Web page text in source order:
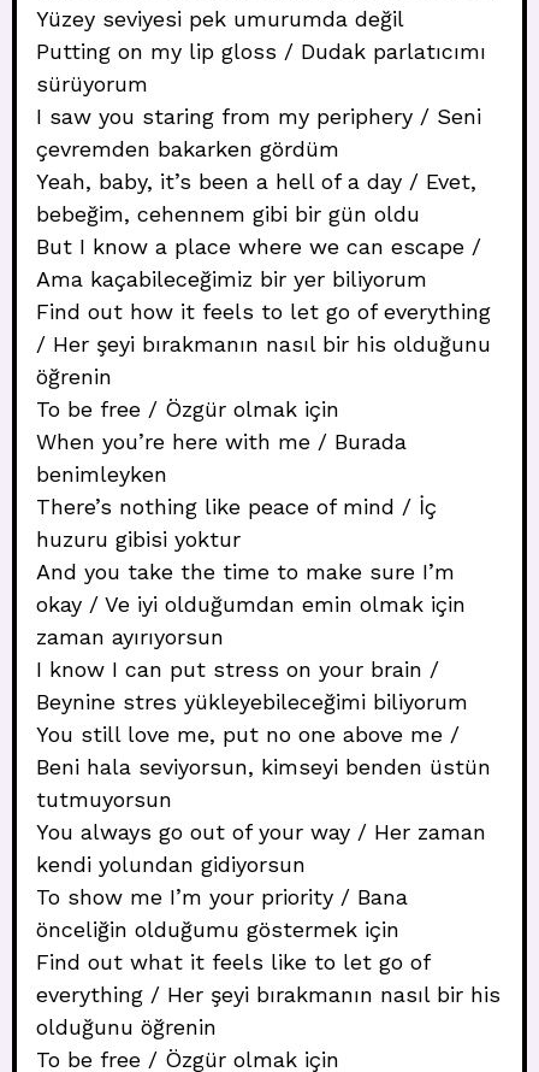
Yüzey seviyesi pek umurumda değil
Putting on my lip gloss / Dudak parlatıcımı
sürüyorum
I saw you staring from my periphery / Seni
çevremden bakarken gördüm
Yeah, baby, it’s been a hell of a day / Evet,
bebeğim, cehennem gibi bir gün oldu
But I know a place where we can escape /
Ama kaçabileceğimiz bir yer biliyorum
Find out how it feels to let go of everything
/ Her şeyi bırakmanın nasıl bir his olduğunu
öğrenin
To be free / Özgür olmak için
When you’re here with me / Burada
benimleyken
There’s nothing like peace of mind / İç
huzuru gibisi yoktur
And you take the time to make sure I’m
okay / Ve iyi olduğumdan emin olmak için
zaman ayırıyorsun
I know I can put stress on your brain /
Beynine stres yükleyebileceğimi biliyorum
You still love me, put no one above me /
Beni hala seviyorsun, kimseyi benden üstün
tutmuyorsun
You always go out of your way / Her zaman
kendi yolundan gidiyorsun
To show me I’m your priority / Bana
önceliğin olduğumu göstermek için
Find out what it feels like to let go of
everything / Her şeyi bırakmanın nasıl bir his
olduğunu öğrenin
To be free / Özgür olmak için